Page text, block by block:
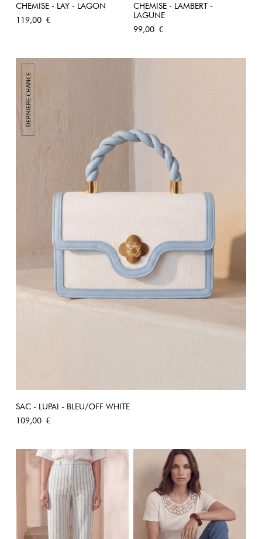
CHEMISE - LAY - LAGON
Prix
119,00 €
CHEMISE - LAMBERT -
LAGUNE
Prix
99,00 €
SAC - LUPAI - BLEU/OFF WHITE
Prix
109,00 €